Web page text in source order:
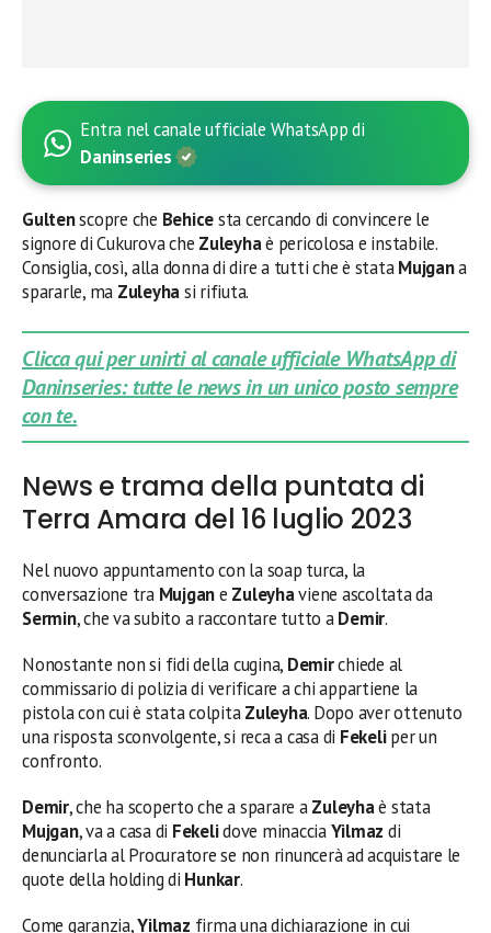
Entra nel canale ufficiale WhatsApp di
Daninseries
Gultenscopre che Behicesta cercando di convincere le
signore di Cukurova che Zuleyhaè pericolosa e instabile.
Consiglia, così, alla donna di dire a tutti che è stataMujgana
spararle, ma Zuleyhasi rifiuta.
Clicca qui per unirti al canale ufficiale WhatsApp di
Daninseries: tutte le news in un unico posto sempre
con te.
News e trama della puntata di
Terra Amara del 16 luglio 2023
Nel nuovo appuntamento con la soap turca, la
conversazione tra Mujgane Zuleyhaviene ascoltata da
Sermin, che va subito a raccontare tutto aDemir.
Nonostante non si fidi della cugina, Demirchiede al
commissario di polizia di verificare a chi appartiene la
pistola con cui è stata colpitaZuleyha. Dopo aver ottenuto
una risposta sconvolgente, si reca a casa di Fekeliper un
confronto.
Demir, che ha scoperto che a sparare aZuleyhaè stata
Mujgan, va a casa di Fekelidove minacciaYilmaz di
denunciarla al Procuratore se non rinuncerà ad acquistare le
quote della holding di Hunkar.
Come garanzia,Yilmaz firma una dichiarazione in cui